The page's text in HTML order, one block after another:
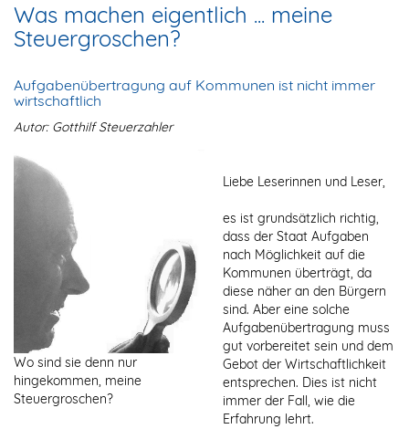
Was machen eigentlich ... meine
Steuergroschen?
Aufgabenübertragung auf Kommunen ist nicht immer
wirtschaftlich
Wo sind sie denn nur
hingekommen, meine
Steuergroschen?
Autor: Gotthilf Steuerzahler
Liebe Leserinnen und Leser,
es ist grundsätzlich richtig,
dass der Staat Aufgaben
nach Möglichkeit auf die
Kommunen überträgt, da
diese näher an den Bürgern
sind. Aber eine solche
Aufgabenübertragung muss
gut vorbereitet sein und dem
Gebot der Wirtschaftlichkeit
entsprechen. Dies ist nicht
immer der Fall, wie die
Erfahrung lehrt.